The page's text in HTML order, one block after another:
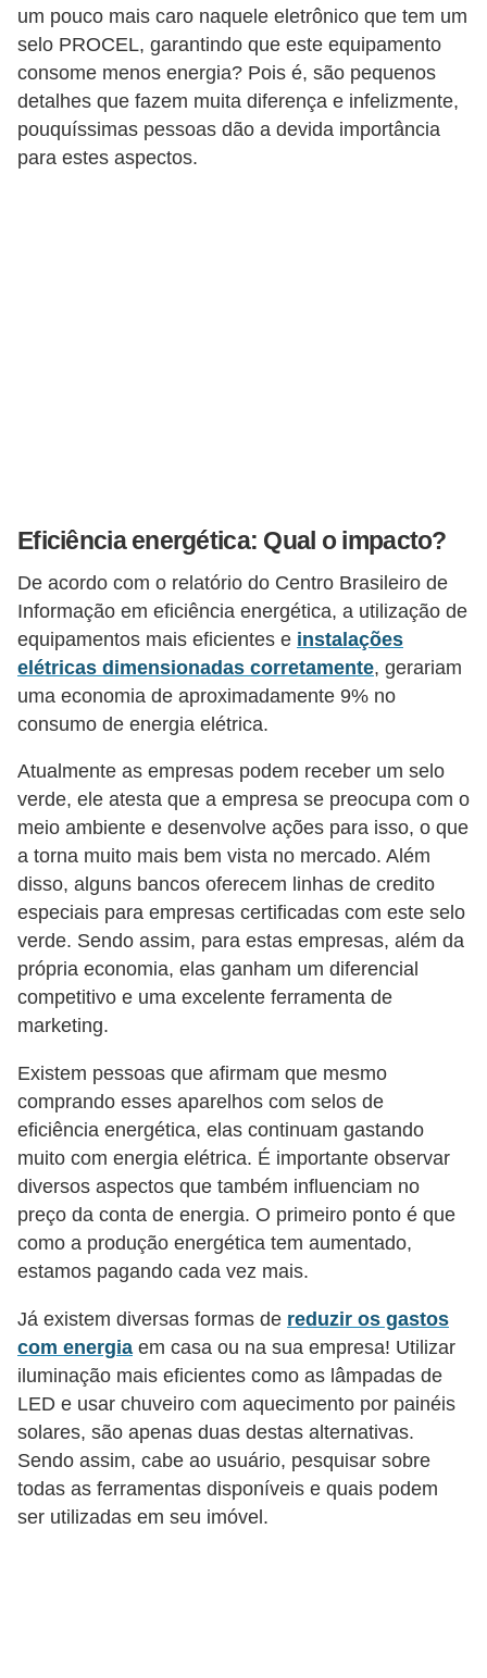
um pouco mais caro naquele eletrônico que tem um
selo PROCEL, garantindo que este equipamento
consome menos energia? Pois é, são pequenos
detalhes que fazem muita diferença e infelizmente,
pouquíssimas pessoas dão a devida importância
para estes aspectos.
Eficiência energética: Qual o impacto?
De acordo com o relatório do Centro Brasileiro de
Informação em eficiência energética, a utilização de
equipamentos mais eficientes e instalações
elétricas dimensionadas corretamente, gerariam
uma economia de aproximadamente 9% no
consumo de energia elétrica.
Atualmente as empresas podem receber um selo
verde, ele atesta que a empresa se preocupa com o
meio ambiente e desenvolve ações para isso, o que
a torna muito mais bem vista no mercado. Além
disso, alguns bancos oferecem linhas de credito
especiais para empresas certificadas com este selo
verde. Sendo assim, para estas empresas, além da
própria economia, elas ganham um diferencial
competitivo e uma excelente ferramenta de
marketing.
Existem pessoas que afirmam que mesmo
comprando esses aparelhos com selos de
eficiência energética, elas continuam gastando
muito com energia elétrica. É importante observar
diversos aspectos que também influenciam no
preço da conta de energia. O primeiro ponto é que
como a produção energética tem aumentado,
estamos pagando cada vez mais.
Já existem diversas formas de reduzir os gastos
com energia em casa ou na sua empresa! Utilizar
iluminação mais eficientes como as lâmpadas de
LED e usar chuveiro com aquecimento por painéis
solares, são apenas duas destas alternativas.
Sendo assim, cabe ao usuário, pesquisar sobre
todas as ferramentas disponíveis e quais podem
ser utilizadas em seu imóvel.
s
p
a
r
a
a
i
s
t
ó
r
i
a
s
d
a
e
l
e
t
i
c
i
d
a
d
I
n
s
t
a
l
a